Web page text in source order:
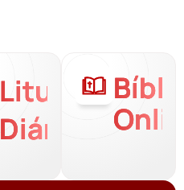
Liturgia
Diária